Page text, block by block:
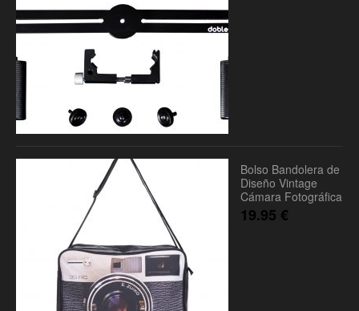
Bolso Bandolera de
Diseño Vintage
Cámara Fotográfica
19.95 €